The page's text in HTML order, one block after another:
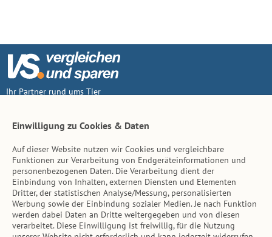
Ihr Partner rund ums Tier
Inhalt
Tierarzt-Suche
Hinweise
Einwilligung zu Cookies & Daten
Auf dieser Website nutzen wir Cookies und vergleichbare
Funktionen zur Verarbeitung von Endgeräteinformationen und
personenbezogenen Daten. Die Verarbeitung dient der
Einbindung von Inhalten, externen Diensten und Elementen
Dritter, der statistischen Analyse/Messung, personalisierten
Werbung sowie der Einbindung sozialer Medien. Je nach Funktion
werden dabei Daten an Dritte weitergegeben und von diesen
verarbeitet. Diese Einwilligung ist freiwillig, für die Nutzung